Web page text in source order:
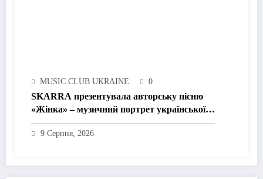
MUSIC CLUB UKRAINE 0
SKARRA презентувала авторську пісню
«Жінка» – музичний портрет української
жінки сьогодення
9 Серпня, 2026